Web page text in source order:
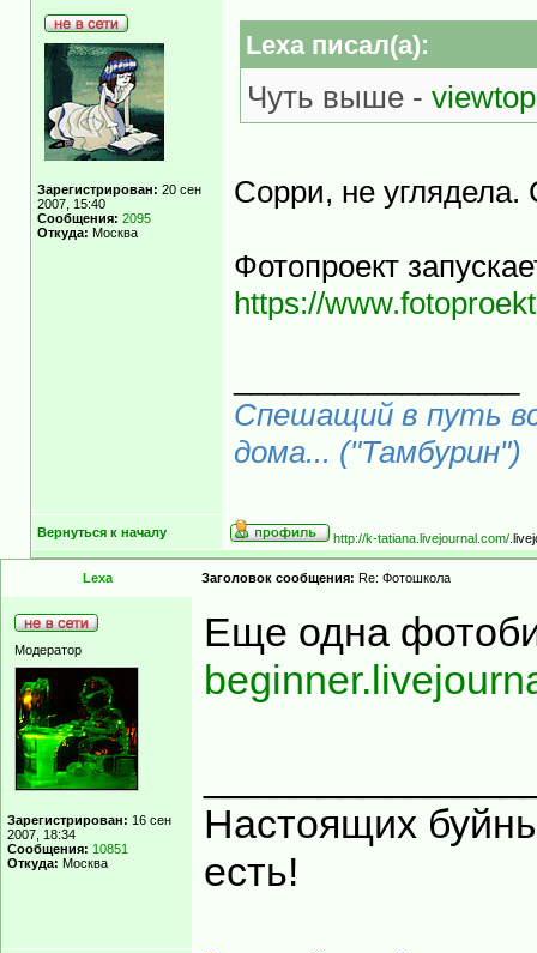
Зарегистрирован: 20 сен
2007, 15:40
Сообщения: 2095
Откуда: Москва
Lexa писал(а):
Чуть выше -
Сорри, не углядела.
Фотопроект
https://
Спешащий в путь
дома... ("Тамбурин")
Вернуться к началу http://k-tatiana.livejournal.com/
Lexa Заголовок сообщения: Re: Фотошкола
Модератор
Зарегистрирован: 16 сен
2007, 18:34
Сообщения: 10851
Откуда: Москва
Еще одна
Настоящих
есть!